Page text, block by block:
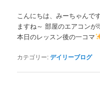
こんにちは、みーちゃんで
ますね～ 部屋のエアコンが
本日のレッスン後の一コマ
カテゴリー:デイリーブログ